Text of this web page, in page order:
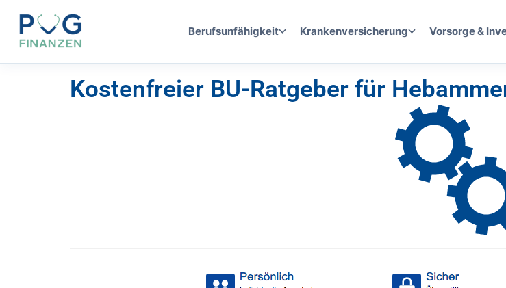
Berufsunfähigkeit Krankenversicherung Vorsorge &
Kostenfreier BU-Ratgeber für